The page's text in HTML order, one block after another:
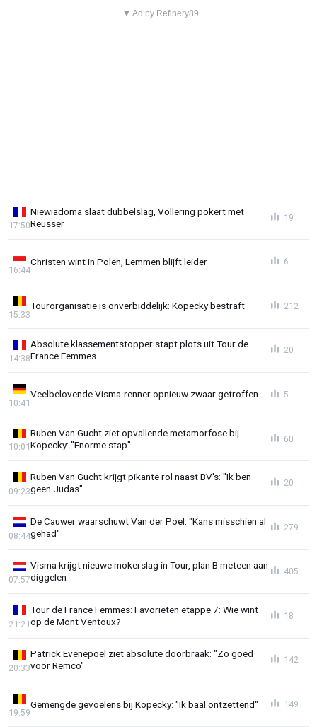
▼ Ad by Refinery89
Niewiadoma slaat dubbelslag, Vollering pokert met
Reusser
17:50
19
Christen wint in Polen, Lemmen blijft leider
16:44
6
Tourorganisatie is onverbiddelijk: Kopecky bestraft
15:33
212
Absolute klassementstopper stapt plots uit Tour de
France Femmes
14:38
20
Veelbelovende Visma-renner opnieuw zwaar getroffen
10:41
5
Ruben Van Gucht ziet opvallende metamorfose bij
Kopecky: "Enorme stap"
10:01
60
Ruben Van Gucht krijgt pikante rol naast BV's: "Ik ben
geen Judas"
09:23
20
De Cauwer waarschuwt Van der Poel: "Kans misschien al
gehad"
08:44
279
Visma krijgt nieuwe mokerslag in Tour, plan B meteen aan
diggelen
07:57
405
Tour de France Femmes: Favorieten etappe 7: Wie wint
op de Mont Ventoux?
21:21
18
Patrick Evenepoel ziet absolute doorbraak: "Zo goed
voor Remco"
20:33
142
Gemengde gevoelens bij Kopecky: "Ik baal ontzettend"
19:59
149